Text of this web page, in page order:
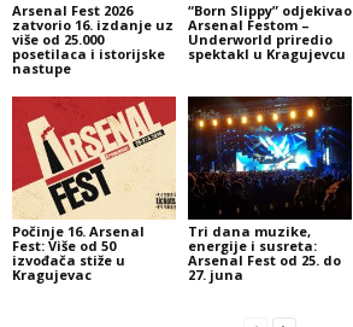
Arsenal Fest 2026
zatvorio 16. izdanje uz
više od 25.000
posetilaca i istorijske
nastupe
“Born Slippy” odjekivao
Arsenal Festom –
Underworld priredio
spektakl u Kragujevcu
Počinje 16. Arsenal
Fest: Više od 50
izvođača stiže u
Kragujevac
Tri dana muzike,
energije i susreta:
Arsenal Fest od 25. do
27. juna